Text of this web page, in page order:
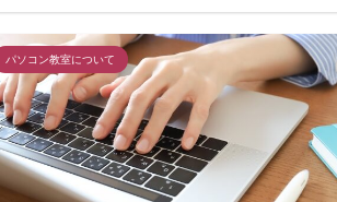
パソコン教室について